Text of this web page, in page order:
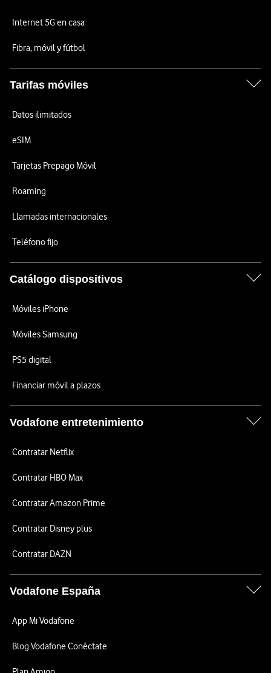
Internet 5G en casa
Fibra, móvil y fútbol
Tarifas móviles
Datos ilimitados
eSIM
Tarjetas Prepago Móvil
Roaming
Llamadas internacionales
Teléfono fijo
Catálogo dispositivos
Móviles iPhone
Móviles Samsung
PS5 digital
Financiar móvil a plazos
Vodafone entretenimiento
Contratar Netflix
Contratar HBO Max
Contratar Amazon Prime
Contratar Disney plus
Contratar DAZN
Vodafone España
App Mi Vodafone
Blog Vodafone Conéctate